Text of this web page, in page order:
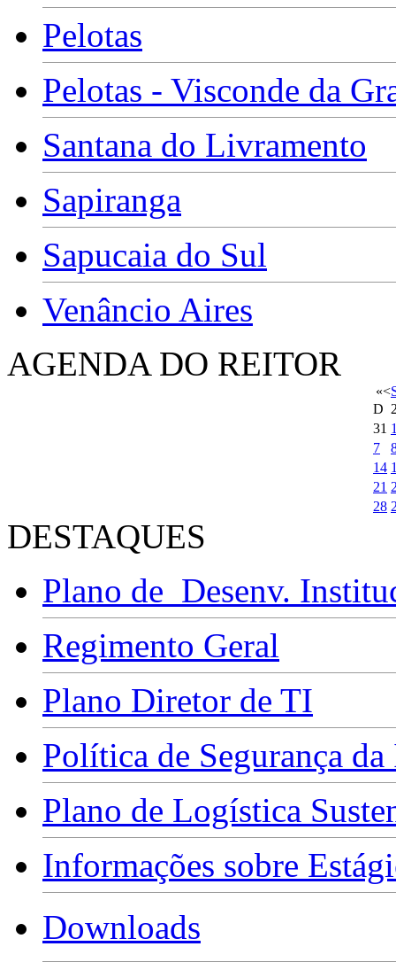
Pelotas
Pelotas - Visconde da
Santana do Livramento
Sapiranga
Sapucaia do Sul
Venâncio Aires
AGENDA DO REITOR
«<
D
31
7
14
21
28
DESTAQUES
Plano de Desenv.
Regimento Geral
Plano Diretor de TI
Política de Segurança
Plano de Logística
Informações sobre
Downloads